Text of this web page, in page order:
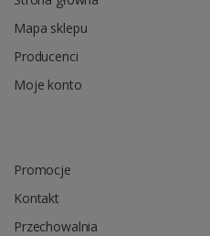
Mapa sklepu
Producenci
Moje konto
Promocje
Kontakt
Przechowalnia